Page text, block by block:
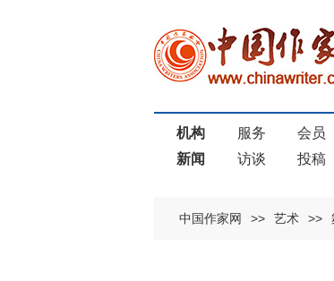
机构 服务 会员
新闻
访谈 投稿
中国作家网 >> 艺术 >>